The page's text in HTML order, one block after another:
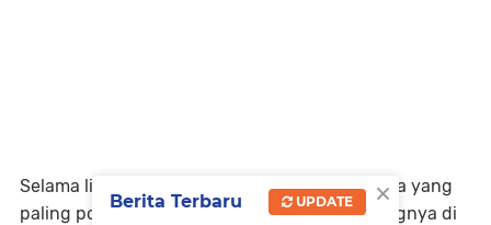
Selama libur lebaran tercatat dua obyek wisata yang
paling populer dan paling banyak pengunjungnya di
×
Berita Terbaru UPDATE